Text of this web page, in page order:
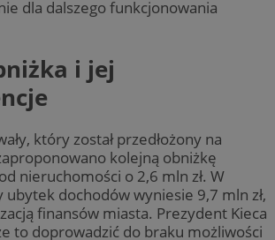
dla dalszego funkcjonowania
i jej
który został przedłożony na
kolejną obniżkę
nieruchomości o 2,6 mln zł. W
ubytek dochodów wyniesie 9,7 mln zł,
finansów miasta. Prezydent Kieca
to doprowadzić do braku możliwości